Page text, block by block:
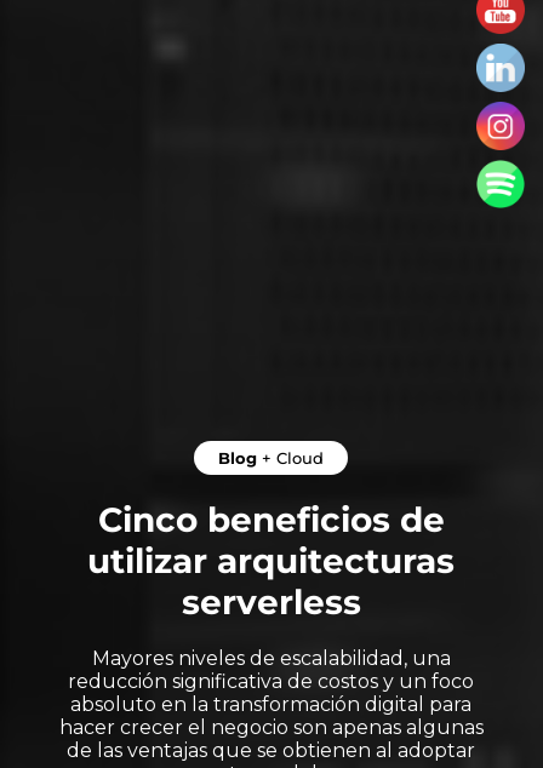
Blog +Cloud
Cinco beneficios de
utilizar arquitecturas
serverless
Mayores niveles de escalabilidad, una
reducción significativa de costos y un foco
absoluto en la transformación digital para
hacer crecer el negocio son apenas algunas
de las ventajas que se obtienen al adoptar